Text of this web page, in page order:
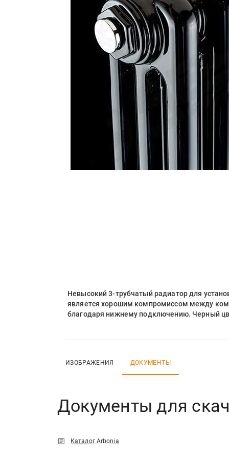
Невысокий 3-трубчатый радиатор для
является хорошим компромиссом между
благодаря нижнему подключению. Черный
ИЗОБРАЖЕНИЯ ДОКУМЕНТЫ
Документы для
Каталог Arbonia